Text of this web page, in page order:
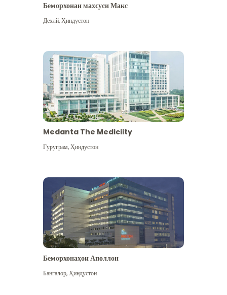
Бештар дидан
Беморхонаи махсуси Макс
Дехлй,Ҳиндустон
Medanta The Mediciity
Гуруграм,Ҳиндустон
Беморхонаҳои Аполлон
Бангалор,Ҳиндустон